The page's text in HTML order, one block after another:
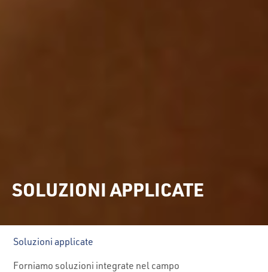
SOLUZIONI APPLICATE
Soluzioni applicate
Forniamo soluzioni integrate nel campo